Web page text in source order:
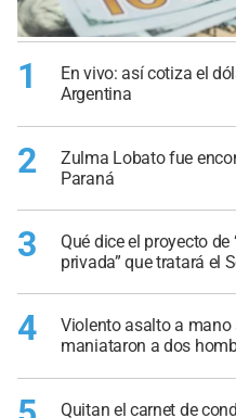
1
En vivo: así cotiza el
Argentina
2
Zulma Lobato fue
Paraná
3
Qué dice el proyecto
privada” que tratará el
4
Violento asalto a mano
maniataron a dos
Quitan el carnet de